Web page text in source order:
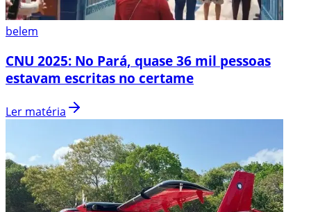
belem
CNU 2025: No Pará, quase 36 mil pessoas
estavam escritas no certame
Ler matéria